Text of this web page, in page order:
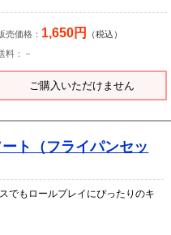
売価格： 1,650円
（税込）
料：－
ご購入いただけません
ト（フライパンセッ
でもロールプレイにぴったりのキ